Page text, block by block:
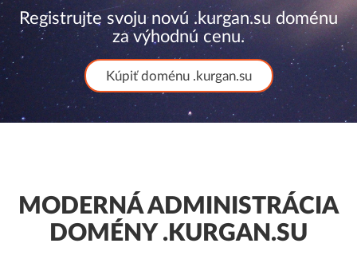
Registrujte svoju novú .kurgan.su doménu
za výhodnú cenu.
Kúpiť doménu .kurgan.su
MODERNÁ ADMINISTRÁCIA
DOMÉNY .KURGAN.SU